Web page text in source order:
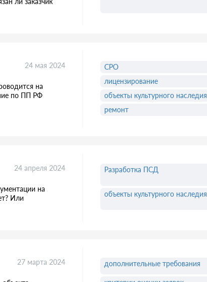
24 мая 2024
на
по ПП РФ
СРО
лицензирование
объекты культурного наследия
ремонт
24 апреля 2024
на
Или
Разработка ПСД
объекты культурного наследия
27 марта 2024 дополнительные требования